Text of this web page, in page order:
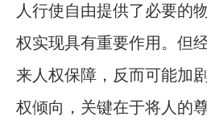
人行使自由提供了必要的
权实现具有重要作用。但
来人权保障，反而可能加
权倾向，关键在于将人的